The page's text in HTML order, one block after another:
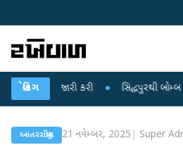
બ્રેકિંગ
જારી કરી ● સિદ્ધપુરથી બોમ્બ
આંતરરાષ્ટ્રીય 21 નવેમ્બર, 2025 Super